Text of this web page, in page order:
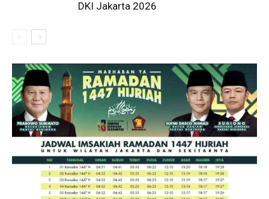
DKI Jakarta 2026